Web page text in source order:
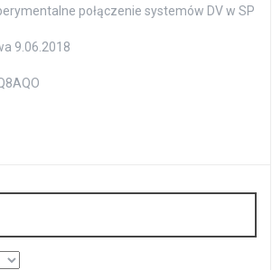
połączenie systemów DV w SP
9.06.2018